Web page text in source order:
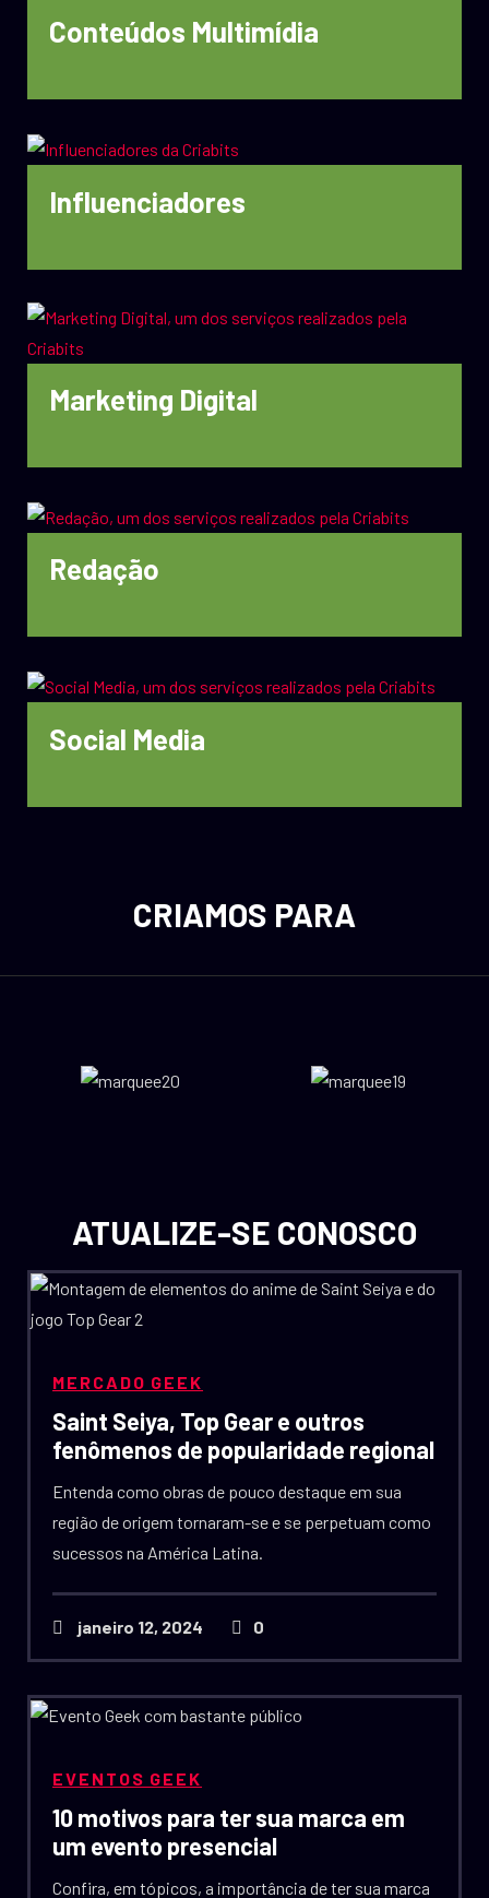
Conteúdos Multimídia
Influenciadores
Marketing Digital
Redação
Social Media
CRIAMOS PARA
ATUALIZE-SE CONOSCO
MERCADO GEEK
Saint Seiya, Top Gear e outros
fenômenos de popularidade regional
Entenda como obras de pouco destaque em sua
região de origem tornaram-se e se perpetuam como
sucessos na América Latina.
janeiro 12, 2024 0
EVENTOS GEEK
10 motivos para ter sua marca em
um evento presencial
Confira, em tópicos, a importância de ter sua marca